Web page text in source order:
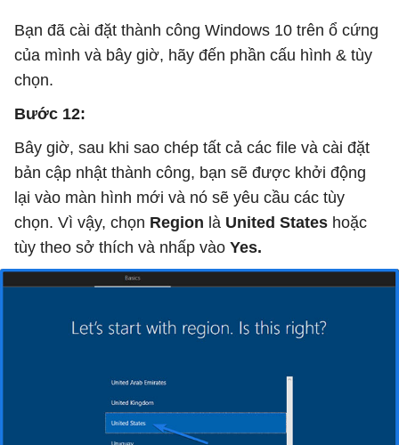
Bạn đã cài đặt thành công Windows 10 trên ổ cứng
của mình và bây giờ, hãy đến phần cấu hình & tùy
chọn.
Bước 12:
Bây giờ, sau khi sao chép tất cả các file và cài đặt
bản cập nhật thành công, bạn sẽ được khởi động
lại vào màn hình mới và nó sẽ yêu cầu các tùy
chọn. Vì vậy, chọn Region là United States hoặc
tùy theo sở thích và nhấp vào Yes.